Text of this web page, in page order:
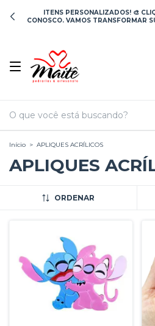
ITENS PERSONALIZADOS! 🎨
CONOSCO. VAMOS TRANSFORMAR
Início > APLIQUES ACRÍLICOS
APLIQUES
ORDENAR